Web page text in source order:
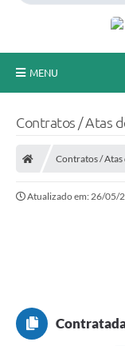
MENU
Legislação
Telefones Úteis
Contratos / Atas
Contratos / Atas
Atualizado em: 26/05/